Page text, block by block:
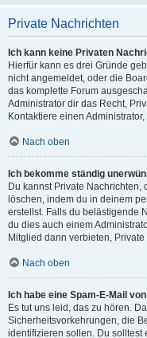
Private Nachrichten
Ich kann keine Privaten
Hierfür kann es drei Gründe
nicht angemeldet, oder die
das komplette Forum
Administrator dir das Recht,
Kontaktiere einen
Nach oben
Ich bekomme ständig
Du kannst Private
löschen, indem du in deinem
erstellst. Falls du belästigende
du dies auch einem
Mitglied dann verbieten,
Nach oben
Ich habe eine Spam-E-Mail
Es tut uns leid, das zu hören.
Sicherheitsvorkehrungen, die
identifizieren sollen. Du solltest